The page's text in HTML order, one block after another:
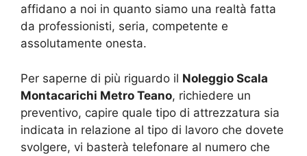
affidano a noi in quanto siamo una realtà fatta
da professionisti, seria, competente e
assolutamente onesta.
Per saperne di più riguardo il Noleggio Scala
Montacarichi Metro Teano, richiedere un
preventivo, capire quale tipo di attrezzatura sia
indicata in relazione al tipo di lavoro che dovete
svolgere, vi basterà telefonare al numero che